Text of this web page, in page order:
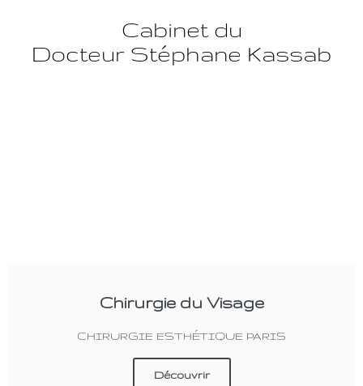
Cabinet du
Docteur Stéphane Kassab
Chirurgie du Visage
CHIRURGIE ESTHÉTIQUE PARIS
Découvrir